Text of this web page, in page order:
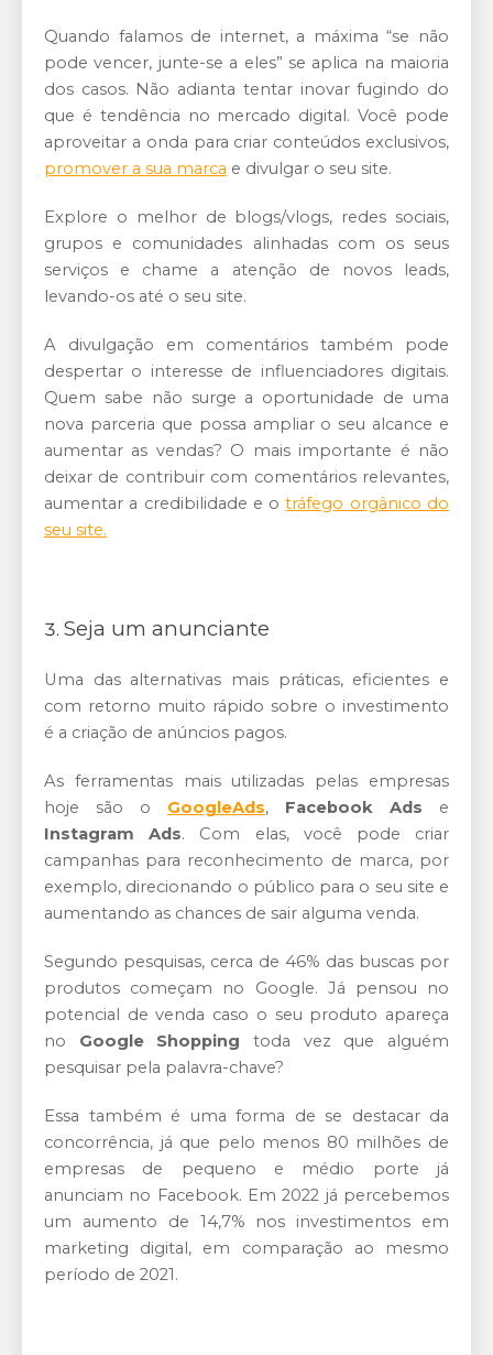
Quando falamos de internet, a máxima “se não
pode vencer, junte-se a eles” se aplica na maioria
dos casos. Não adianta tentar inovar fugindo do
que é tendência no mercado digital. Você pode
aproveitar a onda para criar conteúdos exclusivos,
promover a sua marca e divulgar o seu site.
Explore o melhor de blogs/vlogs, redes sociais,
grupos e comunidades alinhadas com os seus
serviços e chame a atenção de novos leads,
levando-os até o seu site.
A divulgação em comentários também pode
despertar o interesse de influenciadores digitais.
Quem sabe não surge a oportunidade de uma
nova parceria que possa ampliar o seu alcance e
aumentar as vendas? O mais importante é não
deixar de contribuir com comentários relevantes,
aumentar a credibilidade e otráfego orgânico do
seu site.
Seja um anunciante
Uma das alternativas mais práticas, eficientes e
com retorno muito rápido sobre o investimento
é a criação de anúncios pagos.
As ferramentas mais utilizadas pelas empresas
hoje são o GoogleAds, Facebook Ads e
Instagram Ads. Com elas, você pode criar
campanhas para reconhecimento de marca, por
exemplo, direcionando o público para o seu site e
aumentando as chances de sair alguma venda.
Segundo pesquisas, cerca de 46% das buscas por
produtos começam no Google. Já pensou no
potencial de venda caso o seu produto apareça
no Google Shopping toda vez que alguém
pesquisar pela palavra-chave?
Essa também é uma forma de se destacar da
concorrência, já que pelo menos 80 milhões de
empresas de pequeno e médio porte já
anunciam no Facebook. Em 2022 já percebemos
um aumento de 14,7% nos investimentos em
marketing digital, em comparação ao mesmo
período de 2021.